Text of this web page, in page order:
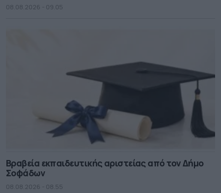
08.08.2026 - 09.05
Βραβεία εκπαιδευτικής αριστείας από τον Δήμο
Σοφάδων
08.08.2026 - 08.55